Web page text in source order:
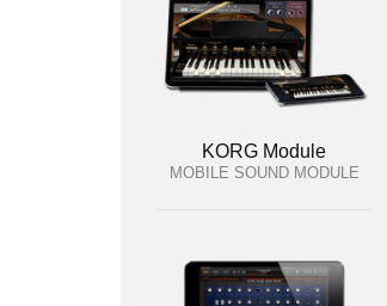
KORG Module
MOBILE SOUND MODULE